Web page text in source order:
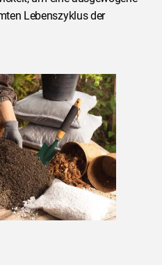
Lebenszyklus der